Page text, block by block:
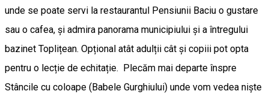
unde se poate servi la restaurantul Pensiunii Baciu o gustare
sau o cafea, și admira panorama municipiului și a întregului
bazinet Toplițean. Opțional atât adulții cât și copiii pot opta
pentru o lecție de echitație. Plecăm mai departe înspre
Stâncile cu coloape (Babele Gurghiului) unde vom vedea niște